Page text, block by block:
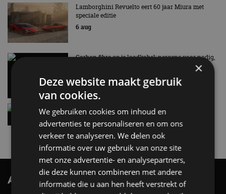
Lamborghini Revuelto eert 60 jaar Miura met
speciale editie
6 aug
Carbon fibre op je laadkabel: nergens voor nodig,
5 aug
Hennessey Blackbird krijgt atmosferische V8 en
handbak: soms is eenvoud leuker
5 aug
AutoRAI.nl TV SUBSCRIBE
×
Deze website maakt gebruik
van cookies.
We gebruiken cookies om inhoud en
advertenties te personaliseren en om ons
verkeer te analyseren. We delen ook
informatie over uw gebruik van onze site
met onze advertentie- en analysepartners,
die deze kunnen combineren met andere
informatie die u aan hen heeft verstrekt of